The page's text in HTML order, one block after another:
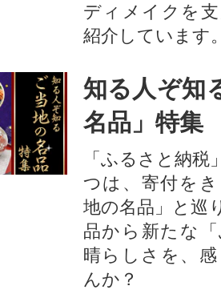
ディメイクを
紹介しています
知る人ぞ知
名品」特集
「ふるさと納
つは、寄付を
地の名品」と巡
品から新たな
晴らしさを、
んか？